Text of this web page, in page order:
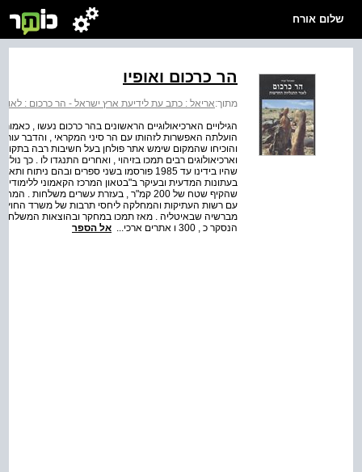
שלום אורח
הר כרכום ואופיו
מתוך:אריאל : כתב עת לידיעת ארץ ישראל - הר כרכום :
הועלתה האפשרות לזהותו עם הר סיני המקראי , והדבר עורר
והוכיחו שהמקום שימש אתר פולחן בעל חשיבות רבה
שהיו בידינו עד 1985 פורסמו בשני ספרים
שהקיף שטח של 200 קמ"ר , בעזרת עשרים
מברשיה שבאיטליה . מאז תמכו במחקר ובהוצאות
הנסקר כ , 300 ו אתרים ארכי...
אל הספר